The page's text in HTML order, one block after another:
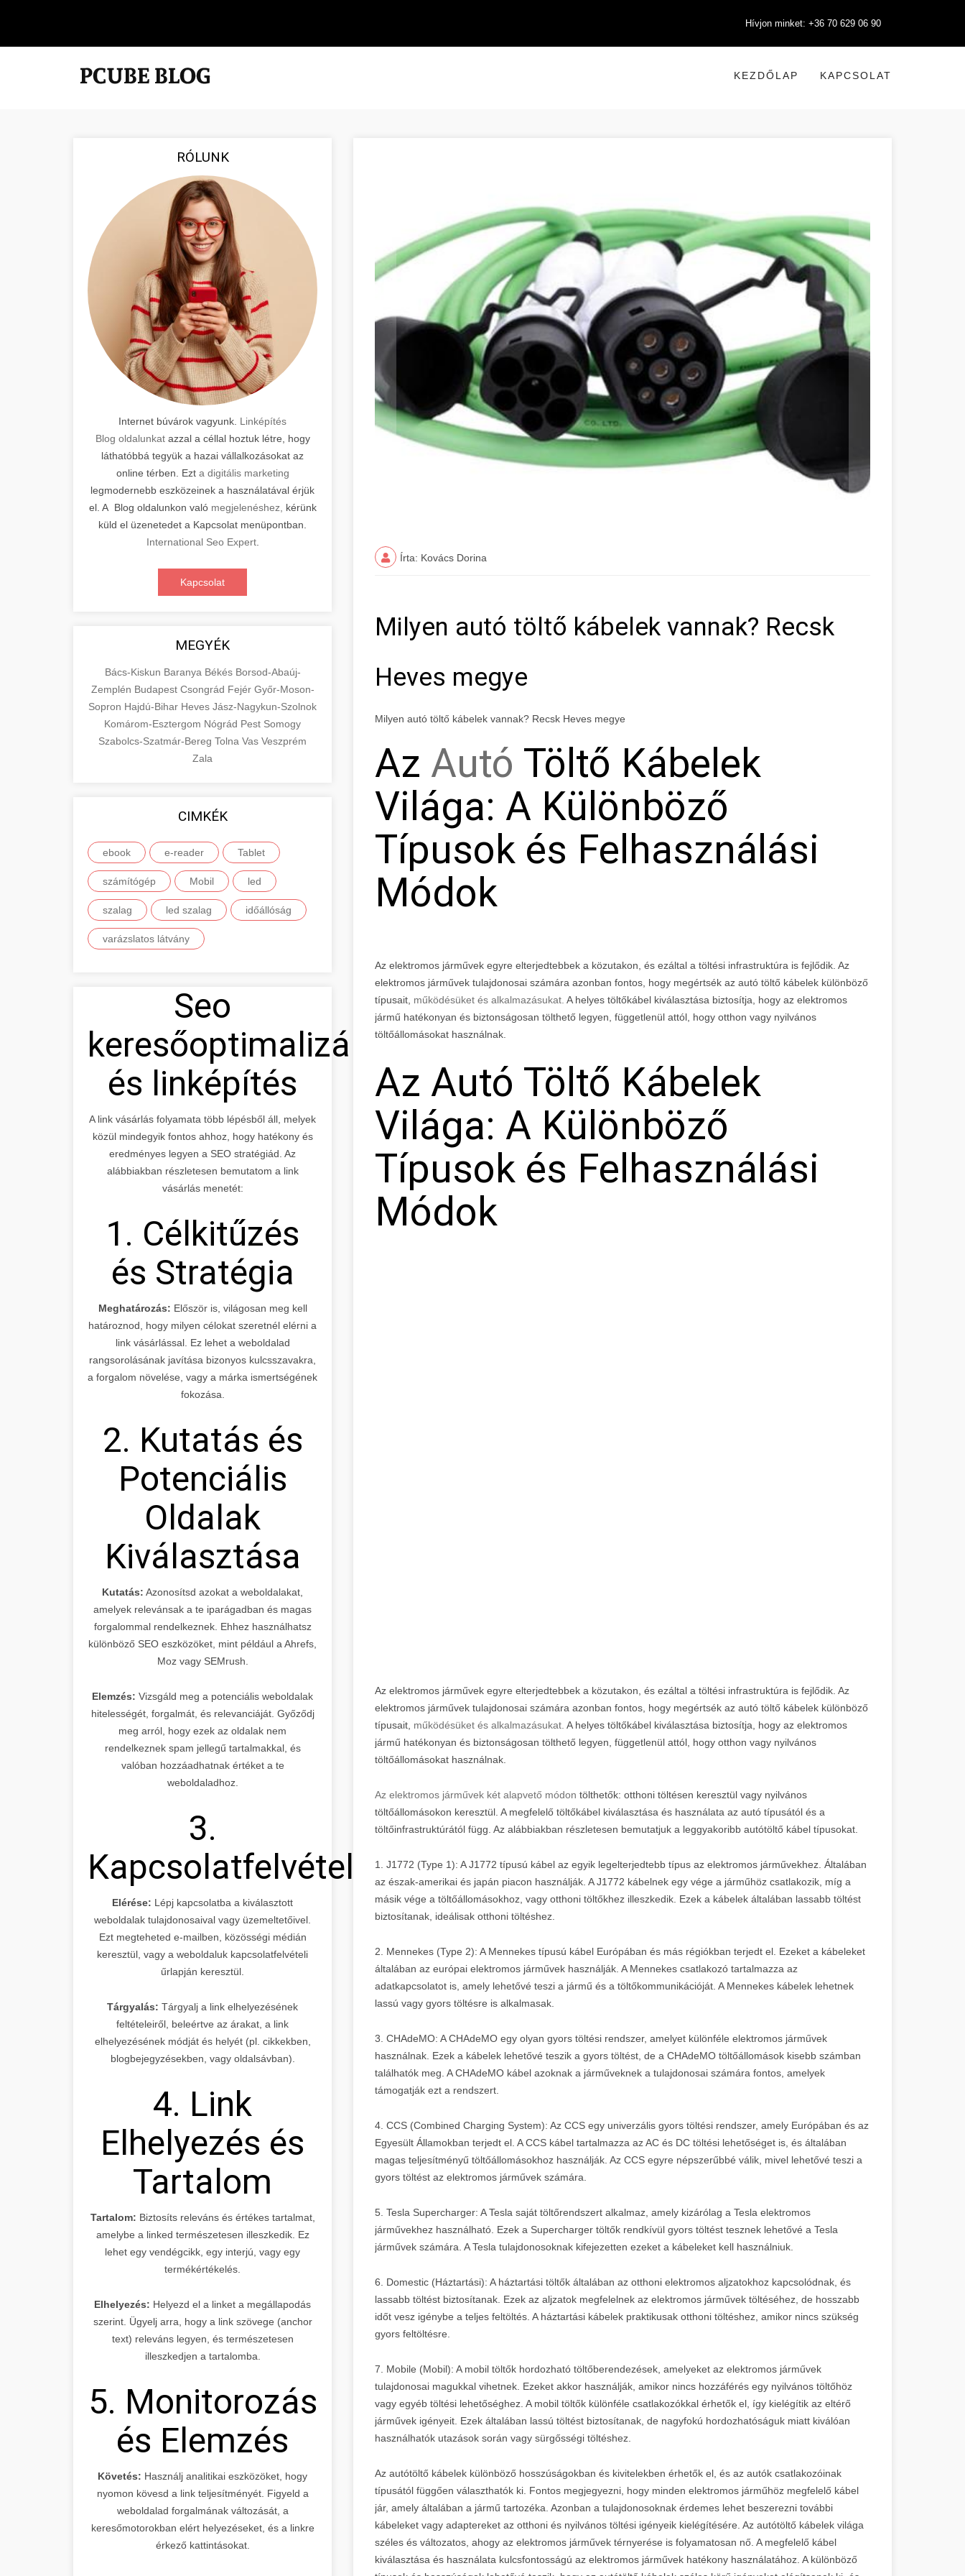
Hívjon minket: +36 70 629 06 90
KEZDŐLAP KAPCSOLAT
RÓLUNK
Internet búvárok vagyunk. Linképítés
Blog oldalunkatazzal a céllal hoztuk létre, hogy
láthatóbbá tegyük a hazai vállalkozásokat az
online térben. Ezt a digitális marketing
legmodernebb eszközeinek a használatával érjük
el. A Blog oldalunkon való megjelenéshez,
kérünk
küld el üzenetedet a Kapcsolat menüpontban.
International Seo Expert.
Kapcsolat
MEGYÉK
Bács-Kiskun Baranya Békés Borsod-Abaúj-
Zemplén Budapest Csongrád Fejér Győr-Moson-
Sopron Hajdú-Bihar Heves Jász-Nagykun-Szolnok
Komárom-Esztergom Nógrád Pest Somogy
Szabolcs-Szatmár-Bereg Tolna Vas Veszprém
Zala
CIMKÉK
ebook e-reader Tablet
számítógép Mobil led
szalag led szalag időállóság
varázslatos látvány
Seo
keresőoptimalizálás
és linképítés
A link vásárlás folyamata több lépésből áll, melyek
közül mindegyik fontos ahhoz, hogy hatékony és
eredményes legyen a SEO stratégiád. Az
alábbiakban részletesen bemutatom a link
vásárlás menetét:
1. Célkitűzés
és Stratégia
Meghatározás: Először is, világosan meg kell
határoznod, hogy milyen célokat szeretnél elérni a
link vásárlással. Ez lehet a weboldalad
rangsorolásának javítása bizonyos kulcsszavakra,
a forgalom növelése, vagy a márka ismertségének
fokozása.
2. Kutatás és
Potenciális
Oldalak
Kiválasztása
Kutatás: Azonosítsd azokat a weboldalakat,
amelyek relevánsak a te iparágadban és magas
forgalommal rendelkeznek. Ehhez használhatsz
különböző SEO eszközöket, mint például a Ahrefs,
Moz vagy SEMrush.
Elemzés: Vizsgáld meg a potenciális weboldalak
hitelességét, forgalmát, és relevanciáját. Győződj
meg arról, hogy ezek az oldalak nem
rendelkeznek spam jellegű tartalmakkal, és
valóban hozzáadhatnak értéket a te
weboldaladhoz.
3.
Kapcsolatfelvétel
Elérése: Lépj kapcsolatba a kiválasztott
weboldalak tulajdonosaival vagy üzemeltetőivel.
Ezt megteheted e-mailben, közösségi médián
keresztül, vagy a weboldaluk kapcsolatfelvételi
űrlapján keresztül.
Tárgyalás: Tárgyalj a link elhelyezésének
feltételeiről, beleértve az árakat, a link
elhelyezésének módját és helyét (pl. cikkekben,
blogbejegyzésekben, vagy oldalsávban).
4. Link
Elhelyezés és
Tartalom
Tartalom: Biztosíts releváns és értékes tartalmat,
amelybe a linked természetesen illeszkedik. Ez
lehet egy vendégcikk, egy interjú, vagy egy
termékértékelés.
Elhelyezés: Helyezd el a linket a megállapodás
szerint. Ügyelj arra, hogy a link szövege (anchor
text) releváns legyen, és természetesen
illeszkedjen a tartalomba.
5. Monitorozás
és Elemzés
Követés: Használj analitikai eszközöket, hogy
nyomon kövesd a link teljesítményét. Figyeld a
weboldalad forgalmának változását, a
keresőmotorokban elért helyezéseket, és a linkre
érkező kattintásokat.
Írta: Kovács Dorina
Milyen autó töltő kábelek vannak? Recsk
Heves megye
Milyen autó töltő kábelek vannak? Recsk Heves megye
Az Autó Töltő Kábelek
Világa: A Különböző
Típusok és Felhasználási
Módok
Az elektromos járművek egyre elterjedtebbek a közutakon, és ezáltal a töltési infrastruktúra is fejlődik. Az
elektromos járművek tulajdonosai számára azonban fontos, hogy megértsék az autó töltő kábelek különböző
típusait, működésüket és alkalmazásukat. A helyes töltőkábel kiválasztása biztosítja, hogy az elektromos
jármű hatékonyan és biztonságosan tölthető legyen, függetlenül attól, hogy otthon vagy nyilvános
töltőállomásokat használnak.
Az Autó Töltő Kábelek
Világa: A Különböző
Típusok és Felhasználási
Módok
Az elektromos járművek egyre elterjedtebbek a közutakon, és ezáltal a töltési infrastruktúra is fejlődik. Az
elektromos járművek tulajdonosai számára azonban fontos, hogy megértsék az autó töltő kábelek különböző
típusait, működésüket és alkalmazásukat. A helyes töltőkábel kiválasztása biztosítja, hogy az elektromos
jármű hatékonyan és biztonságosan tölthető legyen, függetlenül attól, hogy otthon vagy nyilvános
töltőállomásokat használnak.
Az elektromos járművek két alapvető módon tölthetők: otthoni töltésen keresztül vagy nyilvános
töltőállomásokon keresztül. A megfelelő töltőkábel kiválasztása és használata az autó típusától és a
töltőinfrastruktúrától függ. Az alábbiakban részletesen bemutatjuk a leggyakoribb autótöltő kábel típusokat.
1. J1772 (Type 1): A J1772 típusú kábel az egyik legelterjedtebb típus az elektromos járművekhez. Általában
az észak-amerikai és japán piacon használják. A J1772 kábelnek egy vége a járműhöz csatlakozik, míg a
másik vége a töltőállomásokhoz, vagy otthoni töltőkhez illeszkedik. Ezek a kábelek általában lassabb töltést
biztosítanak, ideálisak otthoni töltéshez.
2. Mennekes (Type 2): A Mennekes típusú kábel Európában és más régiókban terjedt el. Ezeket a kábeleket
általában az európai elektromos járművek használják. A Mennekes csatlakozó tartalmazza az
adatkapcsolatot is, amely lehetővé teszi a jármű és a töltőkommunikációját. A Mennekes kábelek lehetnek
lassú vagy gyors töltésre is alkalmasak.
3. CHAdeMO: A CHAdeMO egy olyan gyors töltési rendszer, amelyet különféle elektromos járművek
használnak. Ezek a kábelek lehetővé teszik a gyors töltést, de a CHAdeMO töltőállomások kisebb számban
találhatók meg. A CHAdeMO kábel azoknak a járműveknek a tulajdonosai számára fontos, amelyek
támogatják ezt a rendszert.
4. CCS (Combined Charging System): Az CCS egy univerzális gyors töltési rendszer, amely Európában és az
Egyesült Államokban terjedt el. A CCS kábel tartalmazza az AC és DC töltési lehetőséget is, és általában
magas teljesítményű töltőállomásokhoz használják. Az CCS egyre népszerűbbé válik, mivel lehetővé teszi a
gyors töltést az elektromos járművek számára.
5. Tesla Supercharger: A Tesla saját töltőrendszert alkalmaz, amely kizárólag a Tesla elektromos
járművekhez használható. Ezek a Supercharger töltők rendkívül gyors töltést tesznek lehetővé a Tesla
járművek számára. A Tesla tulajdonosoknak kifejezetten ezeket a kábeleket kell használniuk.
6. Domestic (Háztartási): A háztartási töltők általában az otthoni elektromos aljzatokhoz kapcsolódnak, és
lassabb töltést biztosítanak. Ezek az aljzatok megfelelnek az elektromos járművek töltéséhez, de hosszabb
időt vesz igénybe a teljes feltöltés. A háztartási kábelek praktikusak otthoni töltéshez, amikor nincs szükség
gyors feltöltésre.
7. Mobile (Mobil): A mobil töltők hordozható töltőberendezések, amelyeket az elektromos járművek
tulajdonosai magukkal vihetnek. Ezeket akkor használják, amikor nincs hozzáférés egy nyilvános töltőhöz
vagy egyéb töltési lehetőséghez. A mobil töltők különféle csatlakozókkal érhetők el, így kielégítik az eltérő
járművek igényeit. Ezek általában lassú töltést biztosítanak, de nagyfokú hordozhatóságuk miatt kiválóan
használhatók utazások során vagy sürgősségi töltéshez.
Az autótöltő kábelek különböző hosszúságokban és kivitelekben érhetők el, és az autók csatlakozóinak
típusától függően választhatók ki. Fontos megjegyezni, hogy minden elektromos járműhöz megfelelő kábel
jár, amely általában a jármű tartozéka. Azonban a tulajdonosoknak érdemes lehet beszerezni további
kábeleket vagy adaptereket az otthoni és nyilvános töltési igényeik kielégítésére. Az autótöltő kábelek világa
széles és változatos, ahogy az elektromos járművek térnyerése is folyamatosan nő. A megfelelő kábel
kiválasztása és használata kulcsfontosságú az elektromos járművek hatékony használatához. A különböző